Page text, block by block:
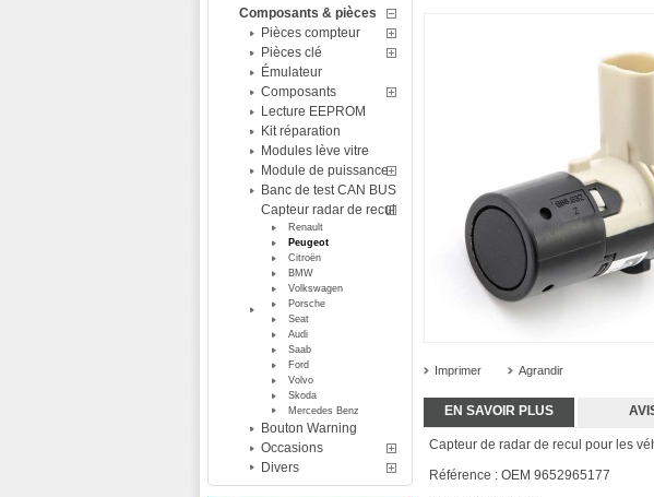
Composants & pièces
Pièces compteur
Pièces clé
Émulateur
Composants
Lecture EEPROM
Kit réparation
Modules lève vitre
Module de puissance
Banc de test CAN BUS
Capteur radar de recul
Renault
Peugeot
Citroën
BMW
Volkswagen
Porsche
Seat
Audi
Saab
Ford
Volvo
Skoda
Mercedes Benz
Bouton Warning
Occasions
Divers
Imprimer Agrandir
EN SAVOIR PLUS
Capteur de radar de recul pour les
Référence : OEM 9652965177